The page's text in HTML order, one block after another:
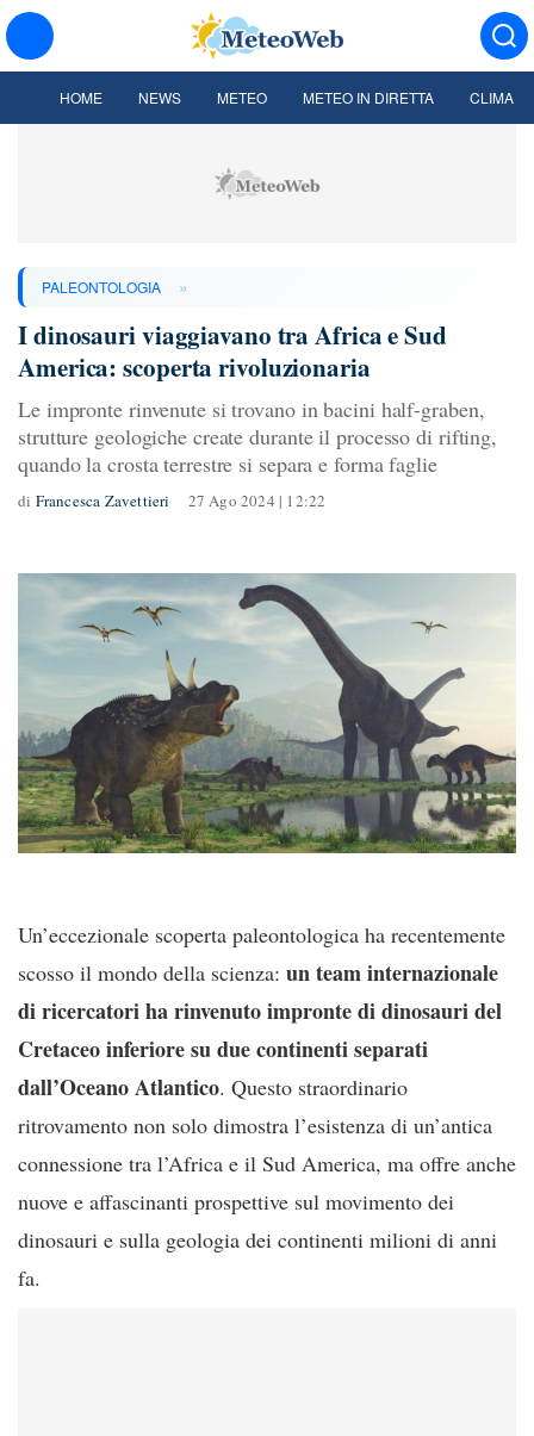
HOME NEWS METEO METEO IN DIRETTA CLIMA
PALEONTOLOGIA »
I dinosauri viaggiavano tra Africa e Sud
America: scoperta rivoluzionaria
Le impronte rinvenute si trovano in bacini half-graben,
strutture geologiche create durante il processo di rifting,
quando la crosta terrestre si separa e forma faglie
di Francesca Zavettieri 27 Ago 2024 | 12:22
Un’eccezionale scoperta paleontologica ha recentemente
scosso il mondo della scienza: un team internazionale
di ricercatori ha rinvenuto impronte di dinosauri del
Cretaceo inferiore su due continenti separati
dall’Oceano Atlantico. Questo straordinario
ritrovamento non solo dimostra l’esistenza di un’antica
connessione tra l’Africa e il Sud America, ma offre anche
nuove e affascinanti prospettive sul movimento dei
dinosauri e sulla geologia dei continenti milioni di anni
fa.